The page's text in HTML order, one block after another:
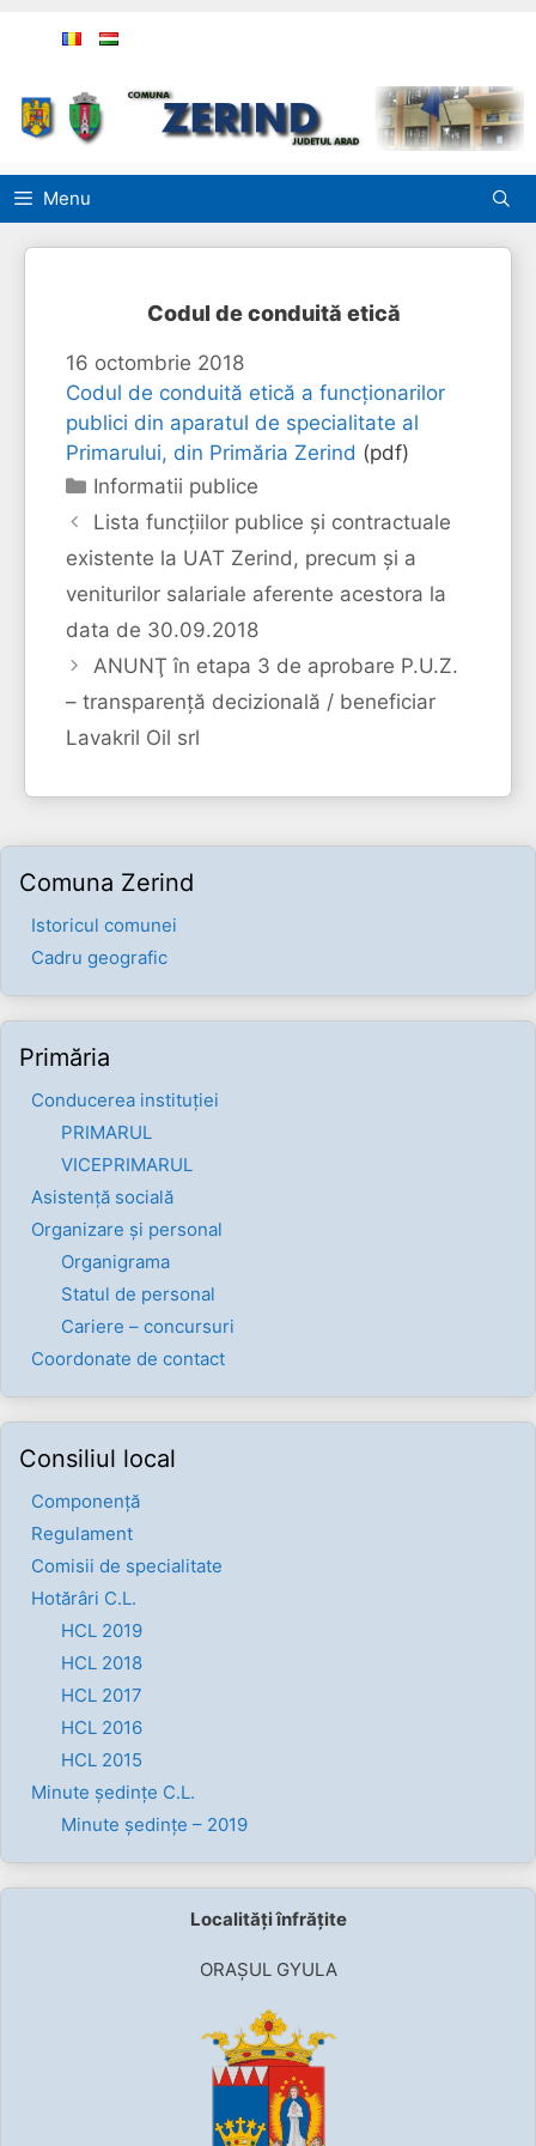
Menu
Codul de conduită etică
16 octombrie 2018
Codul de conduită etică a funcționarilor
publici din aparatul de specialitate al
Primarului, din Primăria Zerind (pdf)
Categorii
Informatii publice
Lista funcțiilor publice și contractuale
existente la UAT Zerind, precum și a
veniturilor salariale aferente acestora la
data de 30.09.2018
ANUNŢ în etapa 3 de aprobare P.U.Z.
– transparenţă decizională / beneficiar
Lavakril Oil srl
Comuna Zerind
Istoricul comunei
Cadru geografic
Primăria
Conducerea instituției
PRIMARUL
VICEPRIMARUL
Asistență socială
Organizare și personal
Organigrama
Statul de personal
Cariere – concursuri
Coordonate de contact
Consiliul local
Componenţă
Regulament
Comisii de specialitate
Hotărâri C.L.
HCL 2019
HCL 2018
HCL 2017
HCL 2016
HCL 2015
Minute ședințe C.L.
Minute ședințe – 2019
Localități înfrățite
ORAȘUL GYULA